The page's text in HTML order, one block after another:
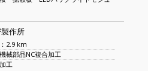
作所
2.9 km
械部品NC複合加工
工